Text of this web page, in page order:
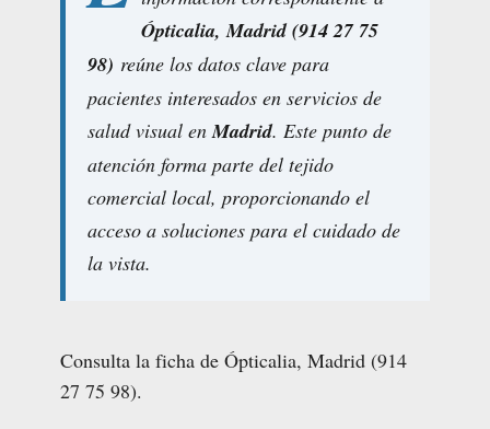
Ópticalia, Madrid (914 27 75
98) reúne los datos clave para
pacientes interesados en servicios de
salud visual enMadrid. Este punto de
atención forma parte del tejido
comercial local, proporcionando el
acceso a soluciones para el cuidado de
la vista.
Consulta la ficha de Ópticalia, Madrid (914
27 75 98).